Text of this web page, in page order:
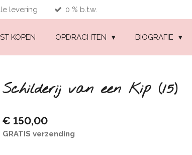
levering 0 % b.t.w.
KOPEN OPDRACHTEN BIOGRAFIE
Schilderij van een Kip (15)
€ 150,00
GRATIS verzending